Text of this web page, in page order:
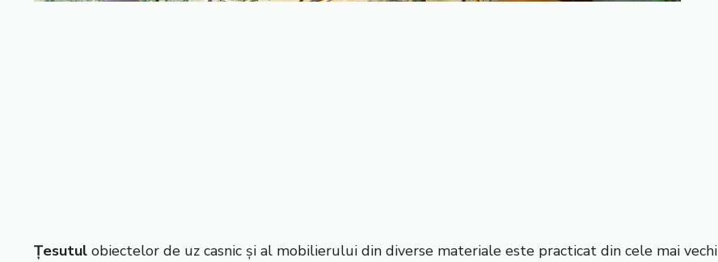
Țesutul obiectelor de uz casnic și al mobilierului din diverse materiale este practicat din cele mai vechi